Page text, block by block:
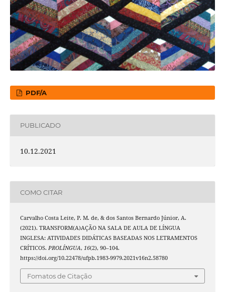
PDF/A
PUBLICADO
10.12.2021
COMO CITAR
Carvalho Costa Leite, P. M. de, & dos Santos Bernardo Júnior, A.
(2021). TRANSFORM(A)AÇÃO NA SALA DE AULA DE LÍNGUA
INGLESA: ATIVIDADES DIDÁTICAS BASEADAS NOS LETRAMENTOS
CRÍTICOS. PROLÍNGUA, 16(2), 90–104.
https://doi.org/10.22478/ufpb.1983-9979.2021v16n2.58780
Fomatos de Citação